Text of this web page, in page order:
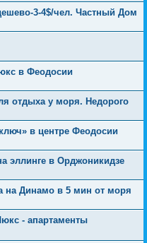
3-4$/чел. Частный Дом
в Феодосии
отдыха у моря. Недорого
в центре Феодосии
эллинге в Орджоникидзе
на Динамо в 5 мин от моря
- апартаменты